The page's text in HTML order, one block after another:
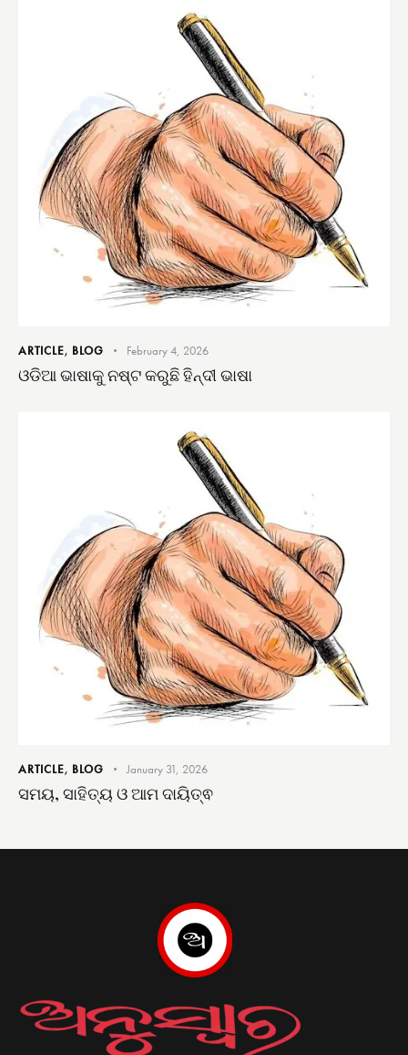
ARTICLE, BLOG February 4, 2026
ଓଡିଆ ଭାଷାକୁ ନଷ୍ଟ କରୁଛି ହିନ୍ଦୀ ଭାଷା
ARTICLE, BLOG January 31, 2026
ସମୟ, ସାହିତ୍ୟ ଓ ଆମ ଦାୟିତ୍ଵ